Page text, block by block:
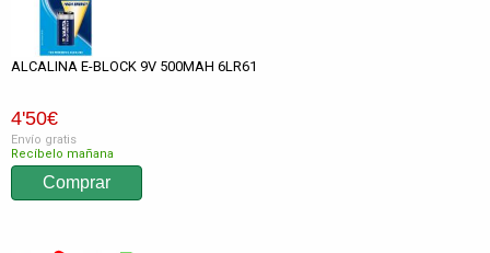
ALCALINA E-BLOCK 9V 500MAH 6LR61
4'50€
Envío gratis
Recíbelo mañana